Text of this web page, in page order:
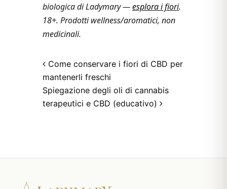
biologica di Ladymary —esplora i fiori.
18+. Prodotti wellness/aromatici, non
medicinali.
Post navigation
Come conservare i fiori di CBD per
mantenerli freschi
Spiegazione degli oli di cannabis
terapeutici e CBD (educativo)